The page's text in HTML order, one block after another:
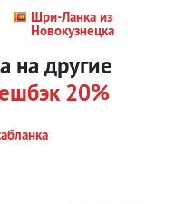
Шри-Ланка из
Новокузнецка
на другие
20%